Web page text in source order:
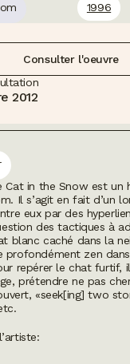
1996
Consulter l'oeuvre
2012
Cat in the Snowest un
Il s’agit en fait d’un
eux par des
des tactiques à
blanc caché dans la
profondément zen dans
repérer le chat furtif,
prétendre ne pas
«seek[ing] two